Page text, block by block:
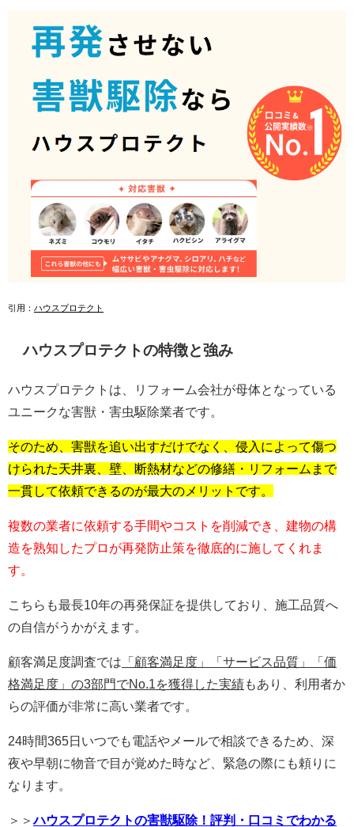
引用： ハウスプロテクト
ハウスプロテクトの特徴と強み
ハウスプロテクトは、リフォーム会社が母体となっている
ユニークな害獣・害虫駆除業者です。
そのため、害獣を追い出すだけでなく、侵入によって傷つ
けられた天井裏、壁、断熱材などの修繕・リフォームまで
一貫して依頼できるのが最大のメリットです。
複数の業者に依頼する手間やコストを削減でき、建物の構
造を熟知したプロが再発防止策を徹底的に施してくれま
す。
こちらも最長10年の再発保証を提供しており、施工品質へ
の自信がうかがえます。
顧客満足度調査では 「顧客満足度」「サービス品質」「価
格満足度」の3部門でNo.1を獲得した実績もあり、利用者か
らの評価が非常に高い業者です。
24時間365日いつでも電話やメールで相談できるため、深
夜や早朝に物音で目が覚めた時など、緊急の際にも頼りに
なります。
＞＞ ハウスプロテクトの害獣駆除！評判・口コミでわかる